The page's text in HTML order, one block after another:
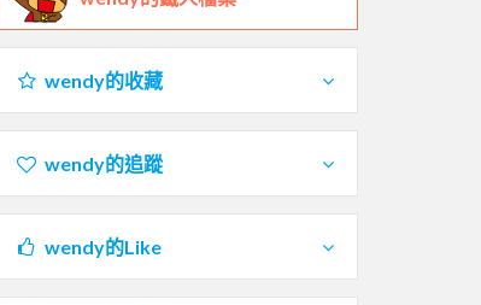
wendy的收藏
wendy的追蹤
wendy的Like